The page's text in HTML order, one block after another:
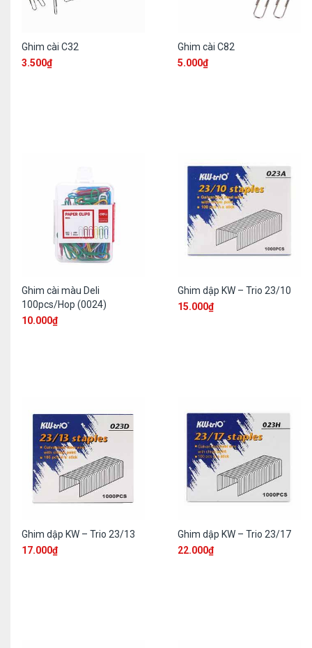
Ghim cài C32
3.500₫
Ghim cài C82
5.000₫
Ghim cài màu Deli
100pcs/Hop (0024)
10.000₫
Ghim dập KW – Trio 23/10
15.000₫
Ghim dập KW – Trio 23/13
17.000₫
Ghim dập KW – Trio 23/17
22.000₫